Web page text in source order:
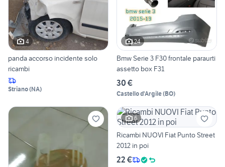
4
panda accorso incidente solo
ricambi
Striano(NA)
24
Bmw Serie 3 F30 frontale paraurti
assetto box F31
30 €
Castello d'Argile(BO)
6
Ricambi NUOVI Fiat Punto Street
2012 in poi
22 €